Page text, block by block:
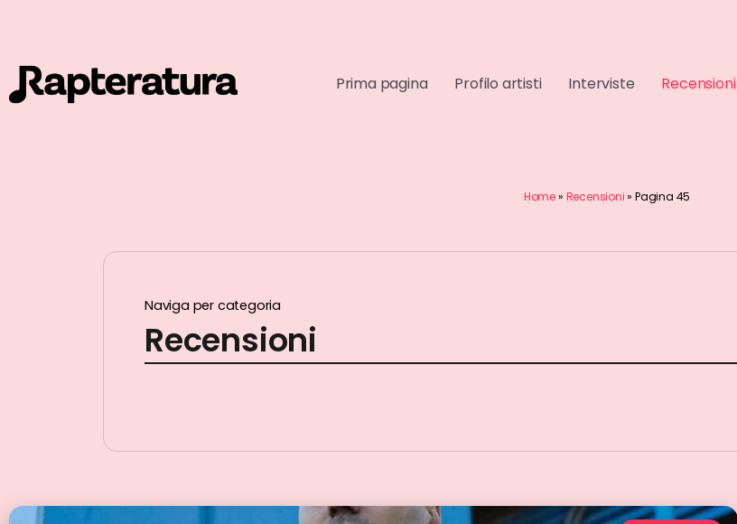
Prima pagina Profilo artisti Interviste Recensioni
Home» Recensioni» Pagina 45
Naviga per categoria
Recensioni